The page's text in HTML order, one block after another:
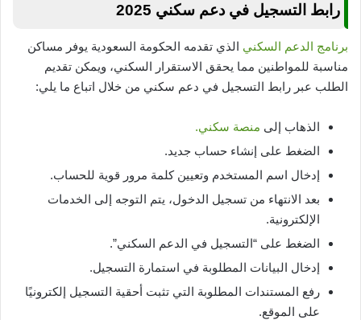
رابط التسجيل في دعم سكني 2025
برنامج الدعم السكني الذي تقدمه الحكومة السعودية يوفر مساكن
مناسبة للمواطنين مما يحقق الاستقرار السكني، ويمكن تقديم
الطلب عبر رابط التسجيل في دعم سكني من خلال اتباع ما يلي:
الذهاب إلى منصة سكني.
الضغط على إنشاء حساب جديد.
إدخال اسم المستخدم وتعيين كلمة مرور قوية للحساب.
بعد الانتهاء من تسجيل الدخول، يتم التوجه إلى الخدمات
الإلكترونية.
الضغط على “التسجيل في الدعم السكني”.
إدخال البيانات المطلوبة في استمارة التسجيل.
رفع المستندات المطلوبة التي تثبت أحقية التسجيل إلكترونيًا
على الموقع.